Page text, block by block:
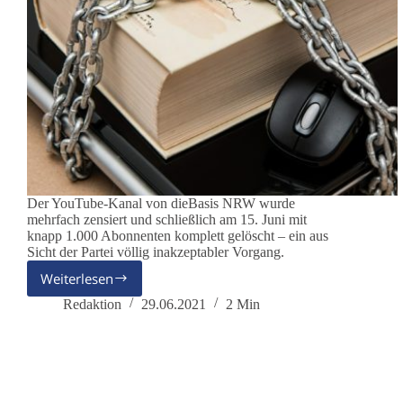
Der YouTube-Kanal von dieBasis NRW wurde
mehrfach zensiert und schließlich am 15. Juni mit
knapp 1.000 Abonnenten komplett gelöscht – ein aus
Sicht der Partei völlig inakzeptabler Vorgang.
Weiterlesen
YouTube
–
Redaktion 29.06.2021 2 Min